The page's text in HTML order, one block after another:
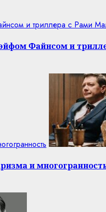
и триллера с Рами
Файнсом и
и